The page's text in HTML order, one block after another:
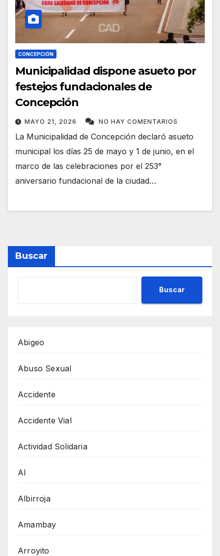
CONCEPCIÓN
Municipalidad dispone asueto por
festejos fundacionales de
Concepción
MAYO 21, 2026 NO HAY COMENTARIOS
La Municipalidad de Concepción declaró asueto
municipal los días 25 de mayo y 1 de junio, en el
marco de las celebraciones por el 253°
aniversario fundacional de la ciudad…
Buscar
Buscar
Abigeo
Abuso Sexual
Accidente
Accidente Vial
Actividad Solidaria
AI
Albirroja
Amambay
Arroyito